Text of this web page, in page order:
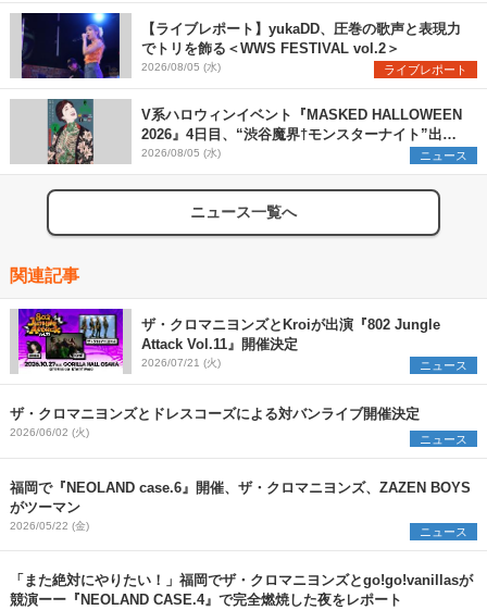
【ライブレポート】yukaDD、圧巻の歌声と表現力
でトリを飾る＜WWS FESTIVAL vol.2＞
2026/08/05 (水) ライブレポート
V系ハロウィンイベント『MASKED HALLOWEEN
2026』4日目、“渋谷魔界†モンスターナイト”出演6
組を発表
2026/08/05 (水) ニュース
ニュース一覧へ
関連記事
ザ・クロマニヨンズとKroiが出演『802 Jungle
Attack Vol.11』開催決定
2026/07/21 (火) ニュース
ザ・クロマニヨンズとドレスコーズによる対バンライブ開催決定
2026/06/02 (火) ニュース
福岡で『NEOLAND case.6』開催、ザ・クロマニヨンズ、ZAZEN BOYS
がツーマン
2026/05/22 (金) ニュース
「また絶対にやりたい！」福岡でザ・クロマニヨンズとgo!go!vanillasが
競演ーー『NEOLAND CASE.4』で完全燃焼した夜をレポート